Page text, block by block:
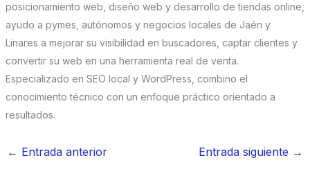
posicionamiento web, diseño web y desarrollo de tiendas online,
ayudo a pymes, autónomos y negocios locales de Jaén y
Linares a mejorar su visibilidad en buscadores, captar clientes y
convertir su web en una herramienta real de venta.
Especializado en SEO local y WordPress, combino el
conocimiento técnico con un enfoque práctico orientado a
resultados.
← Entrada anterior Entrada siguiente →